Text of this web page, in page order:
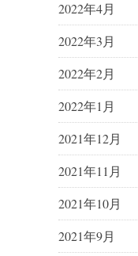
2022年4月
2022年3月
2022年2月
2022年1月
2021年12月
2021年11月
2021年10月
2021年9月